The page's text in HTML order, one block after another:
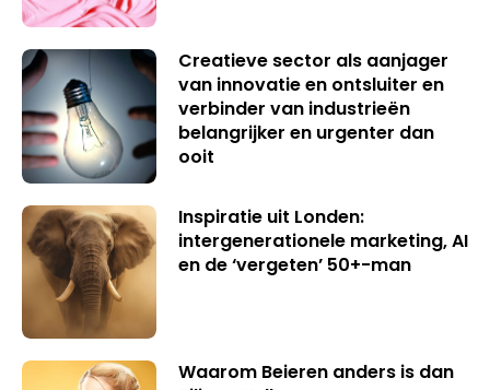
Creatieve sector als aanjager
van innovatie en ontsluiter en
verbinder van industrieën
belangrijker en urgenter dan
ooit
Inspiratie uit Londen:
intergenerationele marketing, AI
en de ‘vergeten’ 50+-man
Waarom Beieren anders is dan